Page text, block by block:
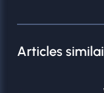
Articles